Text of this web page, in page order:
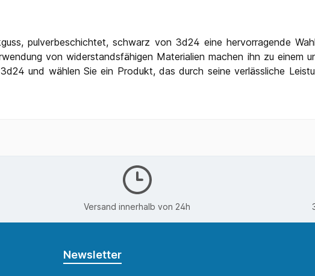
pulverbeschichtet, schwarz von 3d24 eine hervorragende
von widerstandsfähigen Materialien machen ihn zu einem
und wählen Sie ein Produkt, das durch seine verlässliche
Versand innerhalb von 24h
Newsletter